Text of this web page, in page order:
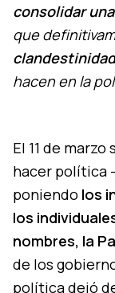
consolidar
que
hacen en la
El 11 de
hacer política
poniendo los
los
nombres, la
de los
política dejó